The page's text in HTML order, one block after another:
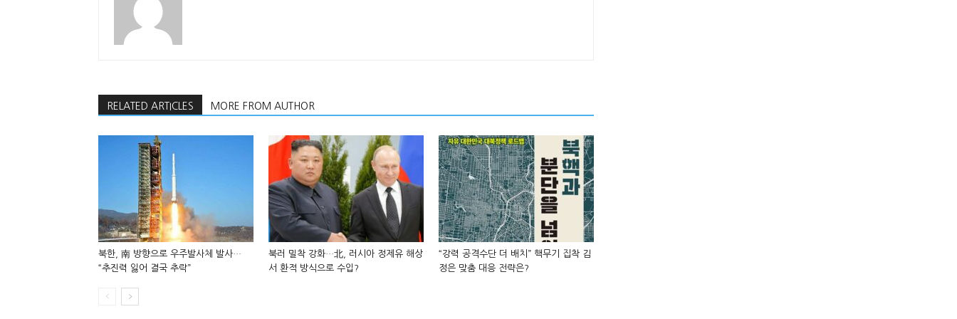
RELATED ARTICLES MORE FROM AUTHOR
북한, 南 방향으로 우주발사체 발사…
“추진력 잃어 결국 추락”
북러 밀착 강화…北, 러시아 정제유 해상
서 환적 방식으로 수입?
“강력 공격수단 더 배치” 핵무기 집착 김
정은 맞춤 대응 전략은?